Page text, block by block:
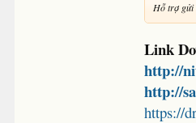
Hỗ trợ gửi
Link
http://
http://
https://